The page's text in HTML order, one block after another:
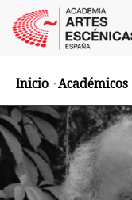
Inicio ·Académicos